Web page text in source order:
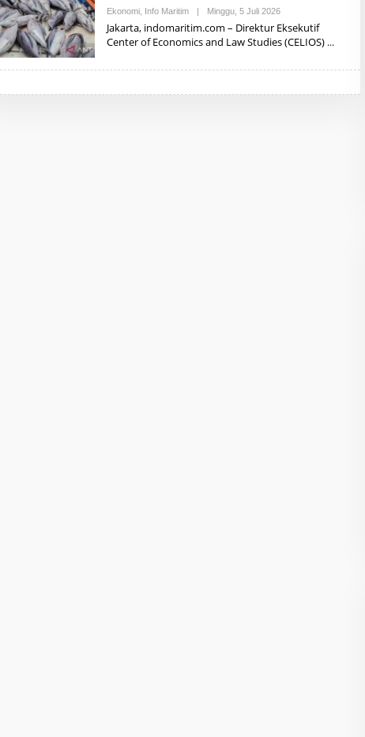
Ekonomi, Info Maritim | Minggu, 5 Juli 2026O
E
H
Jakarta, indomaritim.com – Direktur Eksekutif
Center of Economics and Law Studies (CELIOS)